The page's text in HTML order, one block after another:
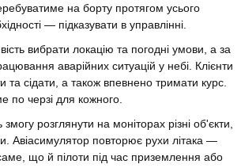
на борту протягом усього
— підказувати в управлінні.
вибрати локацію та погодні умови, а за
аварійних ситуацій у небі. Клієнти
та сідати, а також впевнено тримати курс.
по черзі для кожного.
змогу розглянути на моніторах різні об'єкти,
Авіасимулятор повторює рухи літака —
саме, що й пілоти під час приземлення або